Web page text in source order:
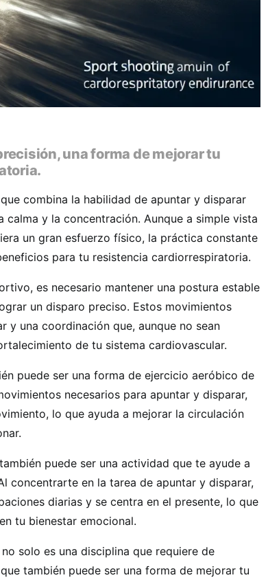
una forma de mejorar tu
combina la habilidad de apuntar y disparar
calma y la concentración. Aunque a simple vista
un gran esfuerzo físico, la práctica constante
para tu resistencia cardiorrespiratoria.
es necesario mantener una postura estable
un disparo preciso. Estos movimientos
y una coordinación que, aunque no sean
de tu sistema cardiovascular.
puede ser una forma de ejercicio aeróbico de
necesarios para apuntar y disparar,
lo que ayuda a mejorar la circulación
puede ser una actividad que te ayude a
concentrarte en la tarea de apuntar y disparar,
diarias y se centra en el presente, lo que
tu bienestar emocional.
solo es una disciplina que requiere de
también puede ser una forma de mejorar tu